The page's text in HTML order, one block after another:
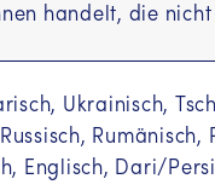
handelt, die
Ukrainisch,
Englisch, Dari/